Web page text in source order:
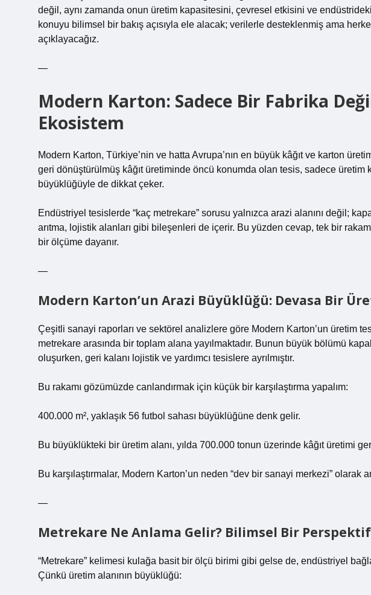
değil, aynı zamanda onun üretim kapasitesini, çevresel etkisini ve
konuyu bilimsel bir bakış açısıyla ele alacak; verilerle desteklenmiş ama
açıklayacağız.
—
Modern Karton: Sadece Bir Fabrika
Ekosistem
Modern Karton, Türkiye’nin ve hatta Avrupa’nın en büyük kâğıt ve karton
geri dönüştürülmüş kâğıt üretiminde öncü konumda olan tesis, sadece üretim
büyüklüğüyle de dikkat çeker.
Endüstriyel tesislerde “kaç metrekare” sorusu yalnızca arazi alanını değil;
arıtma, lojistik alanları gibi bileşenleri de içerir. Bu yüzden cevap, tek bir
bir ölçüme dayanır.
—
Modern Karton’un Arazi Büyüklüğü: Devasa Bir
Çeşitli sanayi raporları ve sektörel analizlere göre Modern Karton’un üretim
metrekare arasında bir toplam alana yayılmaktadır. Bunun büyük bölümü
oluşurken, geri kalanı lojistik ve yardımcı tesislere ayrılmıştır.
Bu rakamı gözümüzde canlandırmak için küçük bir karşılaştırma yapalım:
400.000 m², yaklaşık 56 futbol sahası büyüklüğüne denk gelir.
Bu büyüklükteki bir üretim alanı, yılda 700.000 tonun üzerinde kâğıt üretimi
Bu karşılaştırmalar, Modern Karton’un neden “dev bir sanayi merkezi” olarak
—
Metrekare Ne Anlama Gelir? Bilimsel Bir Perspektif
“Metrekare” kelimesi kulağa basit bir ölçü birimi gibi gelse de, endüstriyel
Çünkü üretim alanının büyüklüğü: